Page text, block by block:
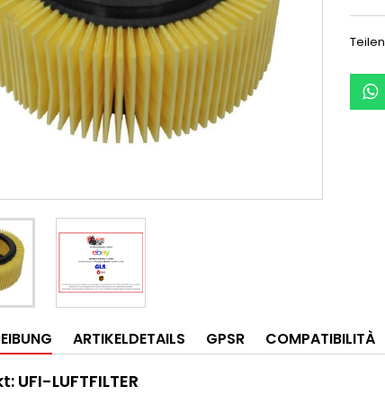
Teilen
ARTIKELDETAILS GPSR COMPATIBILITÀ
UFI-LUFTFILTER